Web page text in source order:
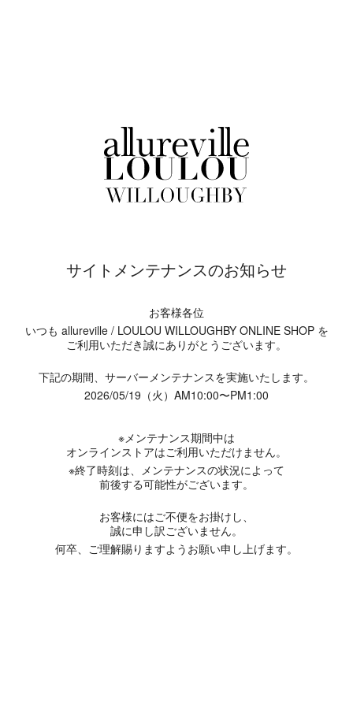
サイトメンテナンスのお知らせ
お客様各位
いつも allureville / LOULOU WILLOUGHBY ONLINE SHOP を
ご利用いただき誠にありがとうございます。
下記の期間、サーバーメンテナンスを実施いたします。
2026/05/19（火）AM10:00〜PM1:00
※メンテナンス期間中は
オンラインストアはご利用いただけません。
※終了時刻は、メンテナンスの状況によって
前後する可能性がございます。
お客様にはご不便をお掛けし、
誠に申し訳ございません。
何卒、ご理解賜りますようお願い申し上げます。